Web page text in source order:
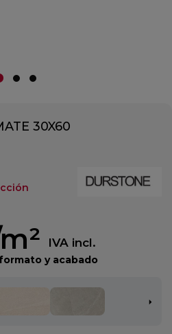
30X60
IVA incl.
y acabado